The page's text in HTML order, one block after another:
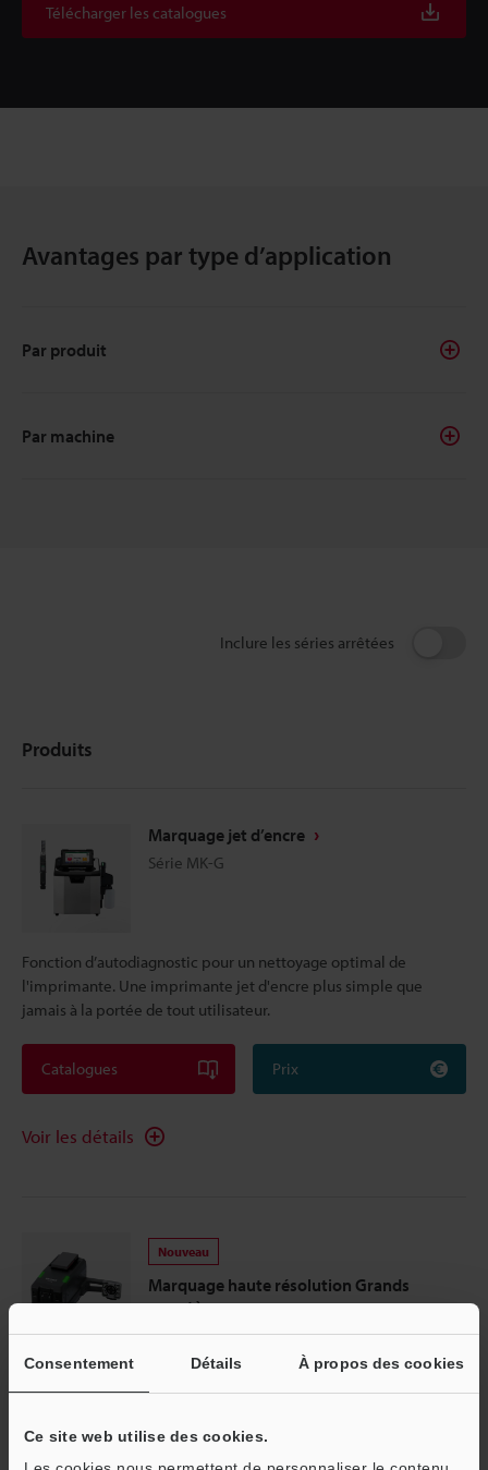
Consentement Détails À propos des cookies
Ce site web utilise des cookies.
Télécharger les catalogues
Avantages par type d’application
Par produit
Par machine
Inclure les séries arrêtées
Produits
Marquage jet d’encre
Série MK-G
Fonction d’autodiagnostic pour un nettoyage optimal de
l'imprimante. Une imprimante jet d'encre plus simple que
jamais à la portée de tout utilisateur.
Catalogues Prix
Voir les détails
Nouveau
Marquage haute résolution Grands
caractères
Série CC-1000
Maintenance simplifiée accessible à tous. Capteurs et caméras
intégrés pour un usage fiable. Une révolution du marquage